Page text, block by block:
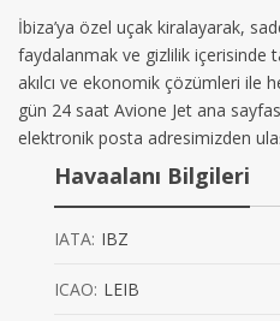
İbiza’ya özel uçak kiralayarak,
faydalanmak ve gizlilik içerisinde
akılcı ve ekonomik çözümleri ile
gün 24 saat Avione Jet ana
elektronik posta adresimizden
Havaalanı Bilgileri
IATA: IBZ
ICAO: LEIB